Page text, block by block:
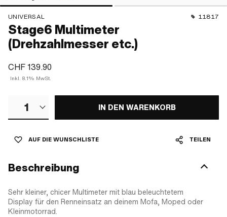
UNIVERSAL 11817
Stage6 Multimeter
(Drehzahlmesser etc.)
CHF 139.90
Inkl. 8.1% MwSt.
1 IN DEN WARENKORB
AUF DIE WUNSCHLISTE TEILEN
Beschreibung
Sehr kleiner, chicer Multimeter mit blau beleuchtetem
Display für den Renneinsatz an deinem Mofa, Moped oder
Kleinmotorrad.